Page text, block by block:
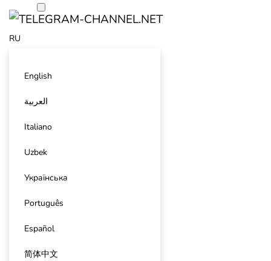
RU
English
العربية
Italiano
Uzbek
Українська
Português
Español
简体中文